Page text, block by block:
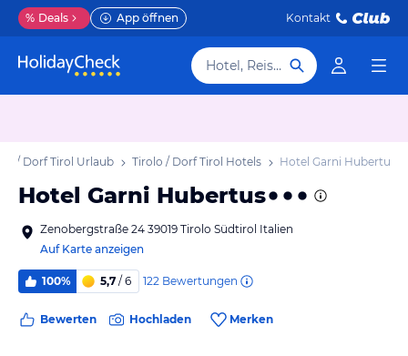
% Deals App öffnen Kontakt
Hotel, Reiseziel
/ Dorf Tirol Urlaub Tirolo / Dorf Tirol Hotels Hotel Garni Hubertus
Hotel Garni Hubertus
Zenobergstraße 24 39019 Tirolo Südtirol Italien
Auf Karte anzeigen
100% 5,7 / 6 122 Bewertungen
Bewerten Hochladen Merken